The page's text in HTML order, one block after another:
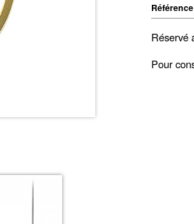
Réservé
Pour